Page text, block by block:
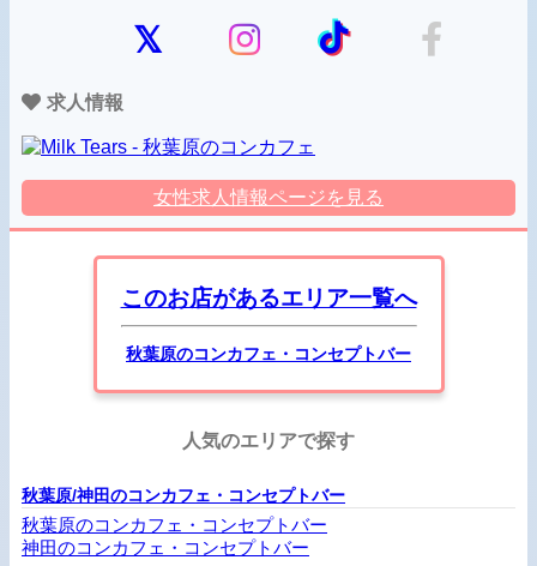
求人情報
女性求人情報ページを見る
このお店があるエリア一覧へ
秋葉原のコンカフェ・コンセプトバー
人気のエリアで探す
秋葉原/神田のコンカフェ・コンセプトバー
秋葉原のコンカフェ・コンセプトバー
神田のコンカフェ・コンセプトバー